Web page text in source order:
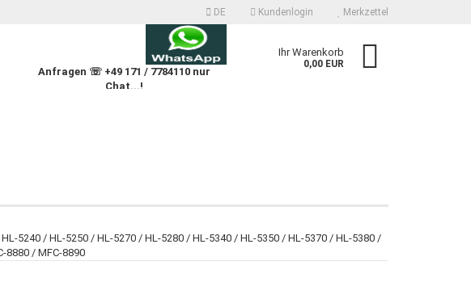
DE Kundenlogin
Konto erstellen
Passwort vergessen?
Merkzettel
Anfragen ☏ +49 171 / 7784110 nur
Chat...!
Ihr Warenkorb
0,00 EUR
5240 / HL-5250 / HL-5270 / HL-5280 / HL-5340 / HL-5350 / HL-5370 / HL-5380 /
8880 / MFC-8890